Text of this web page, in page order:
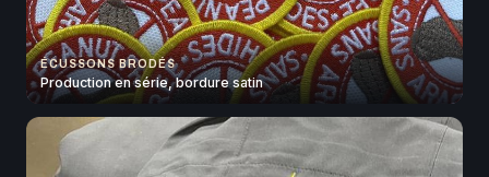
ÉCUSSONS BRODÉS
Production en série, bordure satin